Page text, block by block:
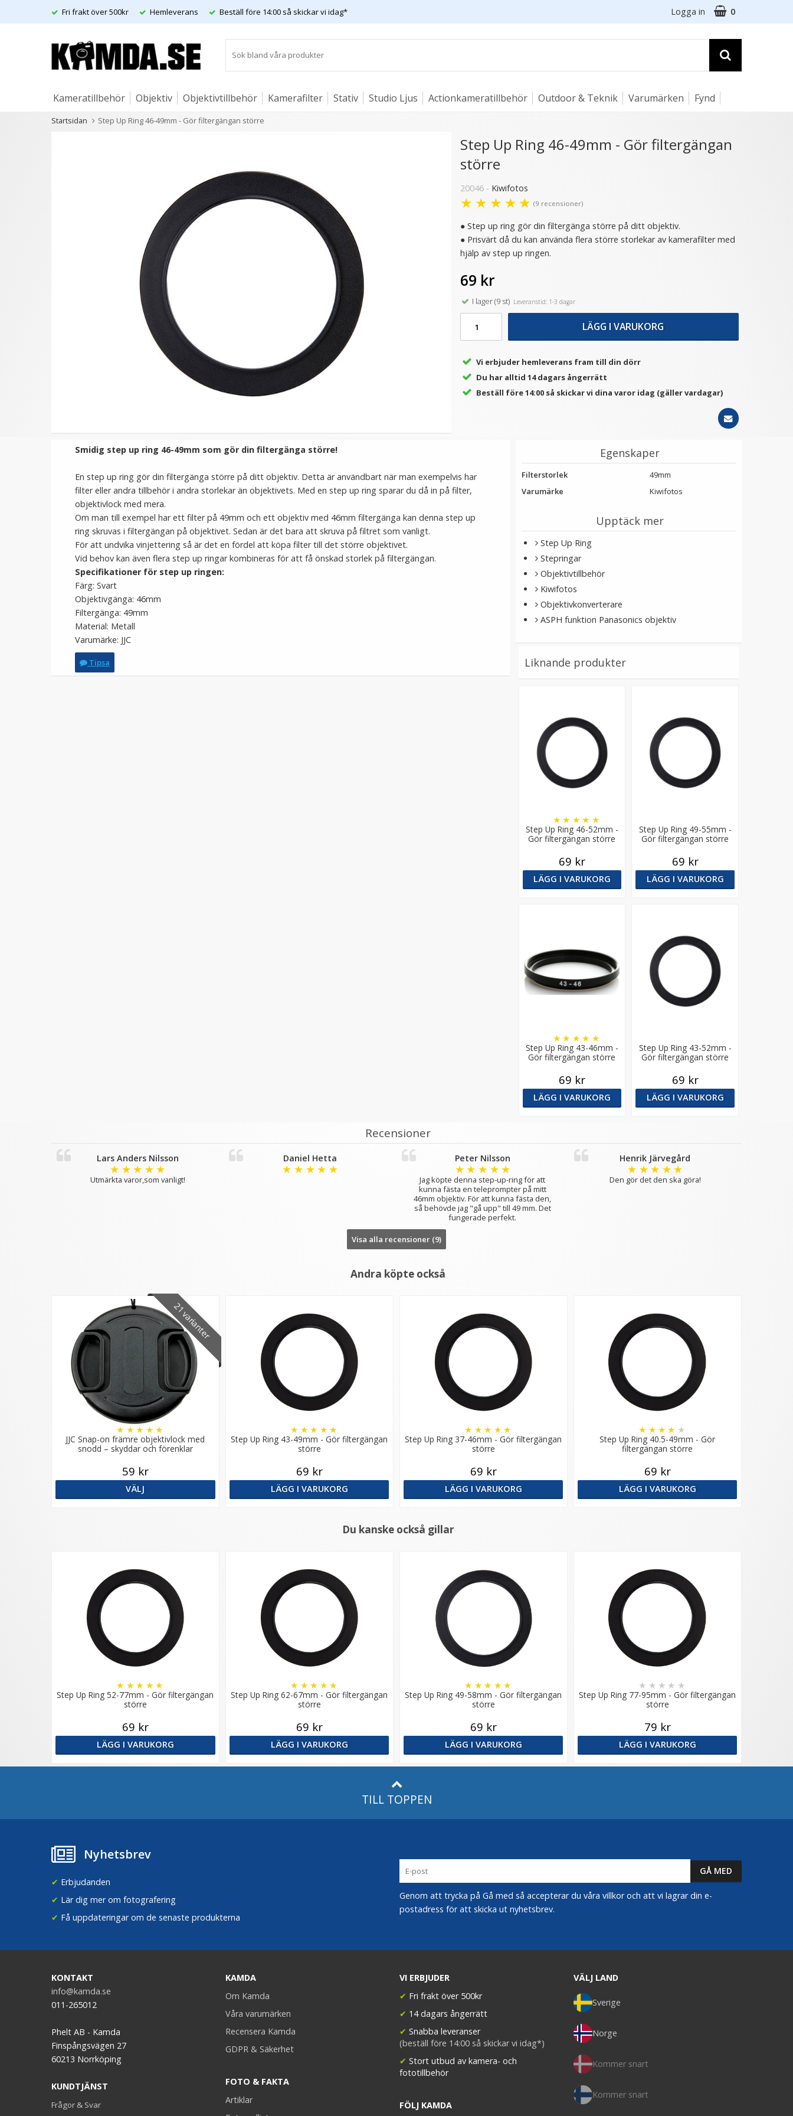
Fri frakt över 500kr Hemleverans Beställ före 14:00 så skickar vi idag* Logga in 0
Kameratillbehör Objektiv Objektivtillbehör Kamerafilter Stativ Studio Ljus Actionkameratillbehör Outdoor & Teknik Varumärken Fynd
Artiklar
Startsidan Step Up Ring 46-49mm - Gör filtergängan större
Step Up Ring 49-67mm -
Gör filtergängan större
Gör filtergängan större
LÄGG I VARUKORG
Step Up Ring 37-58mm -
Gör filtergängan större
★★ ★
69 kr
LÄGG I VARUKORG
Step Up Ring 55-67mm -
Gör filtergängan större
★★ ★
LÄGG I VARUKORG
Step Up Ring 58-62mm -
Gör filtergängan större
★ ★★
LÄGG I VARUKORG
Step Up Ring 52-55mm -
Gör filtergängan större
Step Up Ring 46-49mm - Gör filtergängan
större
20046 - Kiwifotos
★ ★ ★ ★ ★ (9 recensioner)
● Step up ring gör din filtergänga större på ditt objektiv.
● Prisvärt då du kan använda flera större storlekar av kamerafilter med
hjälp av step up ringen.
69 kr
I lager (9 st)Leveranstid: 1-3 dagar
LÄGG I VARUKORG
Vi erbjuder hemleverans fram till din dörr
Du har alltid 14 dagars ångerrätt
Beställ före 14:00 så skickar vi dina varor idag (gäller vardagar)
Smidig step up ring 46-49mm som gör din filtergänga större!
En step up ring gör din filtergänga större på ditt objektiv. Detta är användbart när man exempelvis har
filter eller andra tillbehör i andra storlekar än objektivets. Med en step up ring sparar du då in på filter,
objektivlock med mera.
Om man till exempel har ett filter på 49mm och ett objektiv med 46mm filtergänga kan denna step up
ring skruvas i filtergängan på objektivet. Sedan är det bara att skruva på filtret som vanligt.
För att undvika vinjettering så är det en fördel att köpa filter till det större objektivet.
Vid behov kan även flera step up ringar kombineras för att få önskad storlek på filtergängan.
Specifikationer för step up ringen:
Färg: Svart
Objektivgänga: 46mm
Filtergänga: 49mm
Material: Metall
Varumärke: JJC
Tipsa
Egenskaper
Filterstorlek
49mm
Varumärke
Kiwifotos
Upptäck mer
Step Up Ring
Stepringar
Objektivtillbehör
Kiwifotos
Objektivkonverterare
ASPH funktion Panasonics objektiv
Liknande produkter
Step Up Ring 46-52mm -
Gör filtergängan större
★ ★ ★ ★ ★
69 kr
LÄGG I VARUKORG
Step Up Ring 49-55mm -
Gör filtergängan större
69 kr
LÄGG I VARUKORG
Step Up Ring 43-46mm -
Gör filtergängan större
★ ★ ★ ★ ★
69 kr
LÄGG I VARUKORG
Step Up Ring 43-52mm -
Gör filtergängan större
69 kr
LÄGG I VARUKORG
Recensioner
Lars Anders Nilsson
★ ★ ★ ★ ★
Utmärkta varor,som vanligt!
Daniel Hetta
★ ★ ★ ★ ★
Peter Nilsson
★ ★ ★ ★ ★
Jag köpte denna step-up-ring för att
kunna fästa en teleprompter på mitt
46mm objektiv. För att kunna fästa den,
så behövde jag "gå upp" till 49 mm. Det
fungerade perfekt.
Henrik Järvegård
★ ★ ★ ★ ★
Den gör det den ska göra!
Visa alla recensioner (9)
Andra köpte också
21 varianter
JJC Snap-on främre objektivlock med
snodd – skyddar och förenklar
★ ★ ★ ★ ★
59 kr
VÄLJ
Step Up Ring 43-49mm - Gör filtergängan
större
★ ★ ★ ★ ★
69 kr
LÄGG I VARUKORG
Step Up Ring 37-46mm - Gör filtergängan
större
★ ★ ★ ★ ★
69 kr
LÄGG I VARUKORG
Step Up Ring 40.5-49mm - Gör
filtergängan större
★ ★ ★ ★ ★
69 kr
LÄGG I VARUKORG
Du kanske också gillar
Step Up Ring 52-77mm - Gör filtergängan
större
★ ★ ★ ★ ★
69 kr
LÄGG I VARUKORG
Step Up Ring 62-67mm - Gör filtergängan
större
★ ★ ★ ★ ★
69 kr
LÄGG I VARUKORG
Step Up Ring 49-58mm - Gör filtergängan
större
★ ★ ★ ★ ★
69 kr
LÄGG I VARUKORG
Step Up Ring 77-95mm - Gör filtergängan
större
★ ★ ★ ★ ★
79 kr
LÄGG I VARUKORG
TILL TOPPEN
Nyhetsbrev
✔ Erbjudanden
✔ Lär dig mer om fotografering
✔ Få uppdateringar om de senaste produkterna
Genom att trycka på Gå med så accepterar du våra villkor och att vi lagrar din e-
postadress för att skicka ut nyhetsbrev.
KONTAKT
info@kamda.se
011-265012
Phelt AB - Kamda
Finspångsvägen 27
60213 Norrköping
KUNDTJÄNST
Frågor & Svar
KAMDA
Om Kamda
Våra varumärken
Recensera Kamda
GDPR & Säkerhet
FOTO & FAKTA
Artiklar
VI ERBJUDER
✔ Fri frakt över 500kr
✔ 14 dagars ångerrätt
✔ Snabba leveranser
(beställ före 14:00 så skickar vi idag*)
✔ Stort utbud av kamera- och
fototillbehör
FÖLJ KAMDA
VÄLJ LAND
Sverige
Norge
Kommer snart
Kommer snart